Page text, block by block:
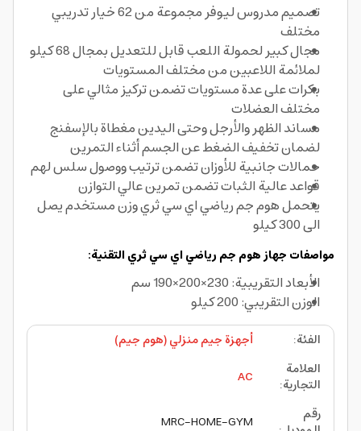
تصميم مدروس ليوفر مجموعة من 62 خيار تدريبي
مختلف
مجال كبير لحمولة اللعب قابل للتعديل بمجال 68 كيلو
لملائمة اللاعبين من مختلف المستويات
بكرات على عدة مستويات تضمن تركيز مثالي على
مختلف العضلات
مساند الظهر والأرجل وحتى اليدين مغطاة بالإسفنج
لضمان تخفيف الضغط عن الجسم أثناء التمرين
حمالات جانبية للأوزان تضمن ترتيب ووصول سلس لهم
قواعد عالية الثبات تضمن تمرين عالي التوازن
يتحمل هوم جم رياضي اي سي ثري وزن مستخدم يصل
الى 300 كيلو
مواصفات جهاز هوم جم رياضي اي سي ثري التقنية:
الأبعاد التقريبية: 230×200×190 سم
الوزن التقريبي: 200 كيلو
الفئة:
أجهزة جيم منزلي (هوم جيم)
العلامة
التجارية:
AC
رقم
MRC-HOME-GYM